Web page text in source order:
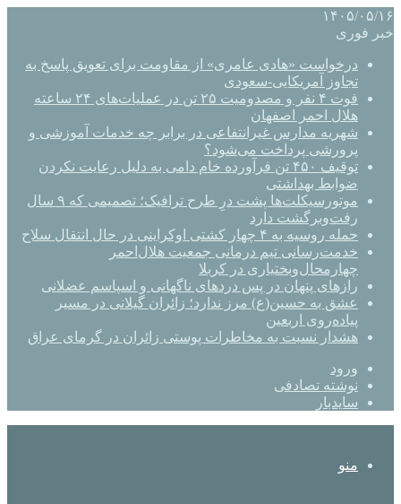
۱۴۰۵/۰۵/۱۶
خبر فوری
درخواست «هادی عامری» از مقاومت برای تعویق پاسخ به
تجاوز آمریکایی-سعودی
فوت ۴ نفر و مصدومیت ۲۵ تن در عملیات‌های ۲۴ ساعته
هلال احمر اصفهان
شهریه مدارس غیرانتفاعی در برابر چه خدمات آموزشی و
پرورشی پرداخت می‌شود؟
توقیف ۴۵۰ تن فرآورده خام دامی به دلیل رعایت نکردن
ضوابط بهداشتی
موتورسیکلت‌ها پشت درِ طرح ترافیک؛ تصمیمی که ۹ سال
رفت‌وبرگشت دارد
حمله روسیه به ۴ چهار کشتی اوکراینی در حال انتقال سلاح
خدمت‌رسانی تیم درمانی جمعیت هلال‌احمر
چهارمحال‌وبختیاری در کربلا
رازهای پنهان در پس دردهای ناگهانی و اسپاسم عضلانی
عشق به حسین(ع) مرز ندارد؛ زائران گیلانی در مسیر
پیاده‌روی اربعین
هشدار نسبت به مخاطرات پوستی زائران در گرمای عراق
ورود
نوشته تصادفی
سایدبار
منو